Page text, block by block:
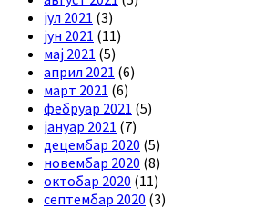
јул 2021 (3)
јун 2021 (11)
мај 2021 (5)
април 2021 (6)
март 2021 (6)
фебруар 2021 (5)
јануар 2021 (7)
децембар 2020 (5)
новембар 2020 (8)
октобар 2020 (11)
септембар 2020 (3)